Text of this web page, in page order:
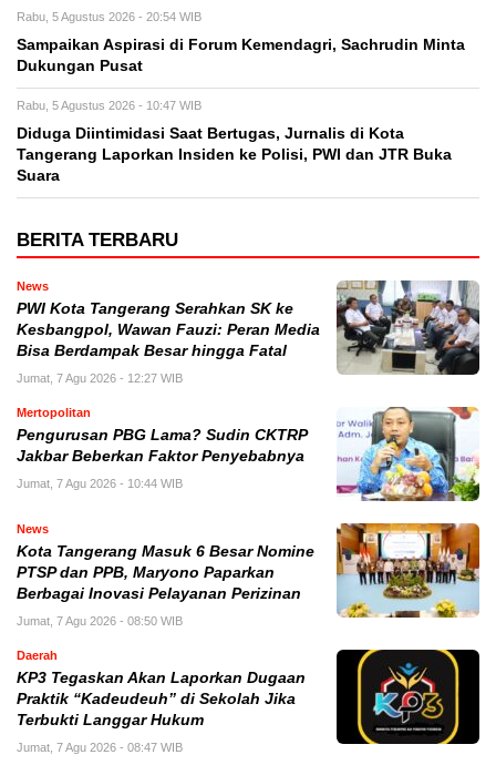
Rabu, 5 Agustus 2026 - 20:54 WIB
Sampaikan Aspirasi di Forum Kemendagri, Sachrudin Minta
Dukungan Pusat
Rabu, 5 Agustus 2026 - 10:47 WIB
Diduga Diintimidasi Saat Bertugas, Jurnalis di Kota
Tangerang Laporkan Insiden ke Polisi, PWI dan JTR Buka
Suara
BERITA TERBARU
News
PWI Kota Tangerang Serahkan SK ke
Kesbangpol, Wawan Fauzi: Peran Media
Bisa Berdampak Besar hingga Fatal
Jumat, 7 Agu 2026 - 12:27 WIB
Mertopolitan
Pengurusan PBG Lama? Sudin CKTRP
Jakbar Beberkan Faktor Penyebabnya
Jumat, 7 Agu 2026 - 10:44 WIB
News
Kota Tangerang Masuk 6 Besar Nomine
PTSP dan PPB, Maryono Paparkan
Berbagai Inovasi Pelayanan Perizinan
Jumat, 7 Agu 2026 - 08:50 WIB
Daerah
KP3 Tegaskan Akan Laporkan Dugaan
Praktik “Kadeudeuh” di Sekolah Jika
Terbukti Langgar Hukum
Jumat, 7 Agu 2026 - 08:47 WIB